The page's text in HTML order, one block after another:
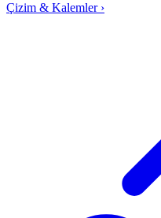
Çizim & Kalemler ›